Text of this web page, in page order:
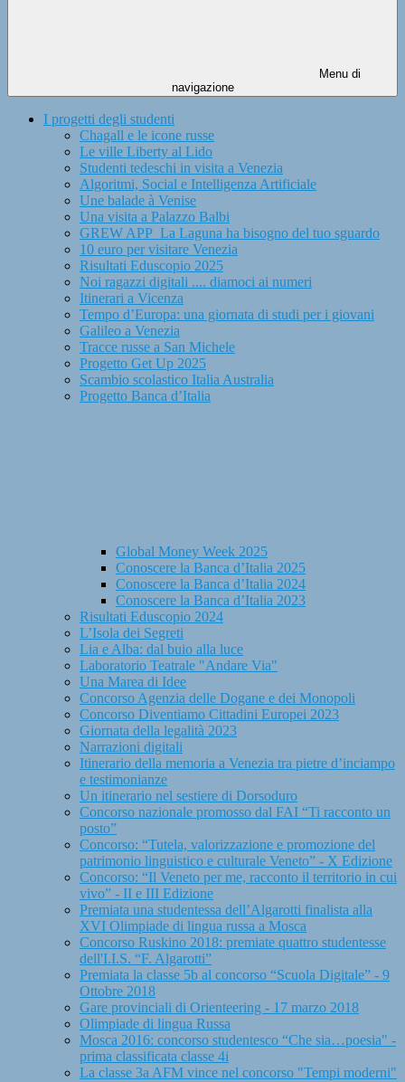
Menu di
navigazione
I progetti degli studenti
Chagall e le icone russe
Le ville Liberty al Lido
Studenti tedeschi in visita a Venezia
Algoritmi, Social e Intelligenza Artificiale
Une balade à Venise
Una visita a Palazzo Balbi
GREW APP_La Laguna ha bisogno del tuo sguardo
10 euro per visitare Venezia
Risultati Eduscopio 2025
Noi ragazzi digitali .... diamoci ai numeri
Itinerari a Vicenza
Tempo d’Europa: una giornata di studi per i giovani
Galileo a Venezia
Tracce russe a San Michele
Progetto Get Up 2025
Scambio scolastico Italia Australia
Progetto Banca d’Italia
Global Money Week 2025
Conoscere la Banca d’Italia 2025
Conoscere la Banca d’Italia 2024
Conoscere la Banca d’Italia 2023
Risultati Eduscopio 2024
L’Isola dei Segreti
Lia e Alba: dal buio alla luce
Laboratorio Teatrale "Andare Via"
Una Marea di Idee
Concorso Agenzia delle Dogane e dei Monopoli
Concorso Diventiamo Cittadini Europei 2023
Giornata della legalità 2023
Narrazioni digitali
Itinerario della memoria a Venezia tra pietre d’inciampo
e testimonianze
Un itinerario nel sestiere di Dorsoduro
Concorso nazionale promosso dal FAI “Ti racconto un
posto”
Concorso: “Tutela, valorizzazione e promozione del
patrimonio linguistico e culturale Veneto” - X Edizione
Concorso: “Il Veneto per me, racconto il territorio in cui
vivo” - II e III Edizione
Premiata una studentessa dell’Algarotti finalista alla
XVI Olimpiade di lingua russa a Mosca
Concorso Ruskino 2018: premiate quattro studentesse
dell'I.I.S. “F. Algarotti”
Premiata la classe 5b al concorso “Scuola Digitale” - 9
Ottobre 2018
Gare provinciali di Orienteering - 17 marzo 2018
Olimpiade di lingua Russa
Mosca 2016: concorso studentesco “Che sia…poesia" -
prima classificata classe 4i
La classe 3a AFM vince nel concorso "Tempi moderni"